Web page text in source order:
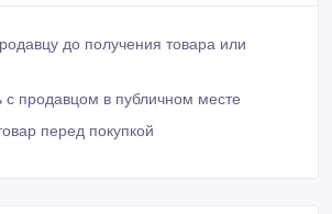
до получения товара или
с продавцом в публичном месте
перед покупкой